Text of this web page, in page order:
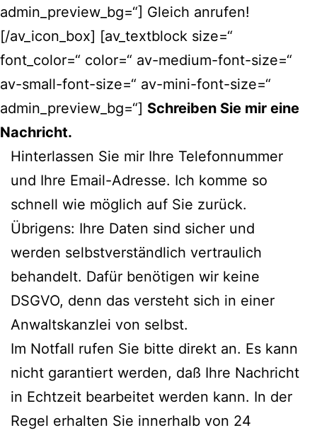
admin_preview_bg=“] Gleich anrufen!
[/av_icon_box] [av_textblock size=“
font_color=“ color=“ av-medium-font-size=“
av-small-font-size=“ av-mini-font-size=“
admin_preview_bg=“] Schreiben Sie mir eine
Nachricht.
Hinterlassen Sie mir Ihre Telefonnummer
und Ihre Email-Adresse. Ich komme so
schnell wie möglich auf Sie zurück.
Übrigens: Ihre Daten sind sicher und
werden selbstverständlich vertraulich
behandelt. Dafür benötigen wir keine
DSGVO, denn das versteht sich in einer
Anwaltskanzlei von selbst.
Im Notfall rufen Sie bitte direkt an. Es kann
nicht garantiert werden, daß Ihre Nachricht
in Echtzeit bearbeitet werden kann. In der
Regel erhalten Sie innerhalb von 24